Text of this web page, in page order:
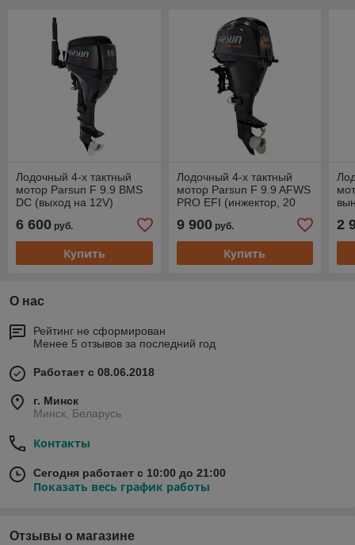
Лодочный 4-х тактный
мотор Parsun F 9.9 BMS
DC (выход на 12V)
6 600 руб.
Купить
Лодочный 4-х тактный
мотор Parsun F 9.9 AFWS
PRO EFI (инжектор, 20
9 900руб.
Купить
2
О нас
Рейтинг не сформирован
Менее 5 отзывов за последний год
Работает с 08.06.2018
г. Минск
Минск, Беларусь
Контакты
Сегодня работает с 10:00 до 21:00
Показать весь график работы
Отзывы о магазине